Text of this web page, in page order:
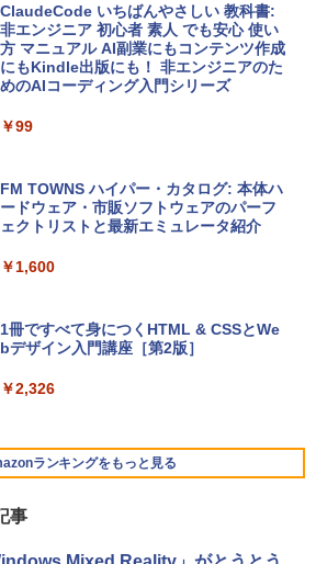
￥2,952
Apple 2026 MacBook Air M5チップ搭載
igence、13.6インチLiquid Retinaディ
ームカメラ、日本語キーボード、Touch I
D - スカイブルー
ン 15-fd 15.6インチ 16GBメモリ 512GB
SSD インテル Core 5
￥129,800
ersonal/Copilotキー搭載/Win 11/15.6型/
Core i5/16GB/SSD 512GB/ホワイト) FM
Microsoft Office Home & Business 202
4(最新 永続版)|オンラインコード版|Wind
ows11、10/mac対応|PC2台
定バーチャルアイテムを含む】 【オンラ
インゲームコード】 ロブロックス | オン
ラインコード版
￥3,200
Robloxギフトカード - 1000 Robux 【限
定バーチャルアイテムを含む】 【オンラ
ラインコード版
ClaudeCode いちばんやさしい 教科書:
非エンジニア 初心者 素人 でも安心 使い
方 マニュアル AI副業にもコンテンツ作成
にもKindle出版にも！ 非エンジニアのた
めのAIコーディング入門シリーズ
￥99
FM TOWNS ハイパー・カタログ: 本体ハ
ードウェア・市販ソフトウェアのパーフ
ェクトリストと最新エミュレータ紹介
￥1,600
1冊ですべて身につくHTML & CSSとWe
bデザイン入門講座［第2版］
￥2,326
ランキングをもっと見る
Amazon Kindle Paperwhite (16GB) 7イ
事